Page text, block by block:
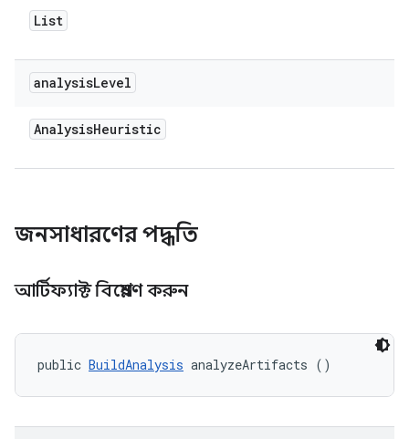
List
analysisLevel
AnalysisHeuristic
জনসাধারণের পদ্ধতি
আর্টিফ্যাক্ট বিশ্লেষণ করুন
public BuildAnalysis analyzeArtifacts ()